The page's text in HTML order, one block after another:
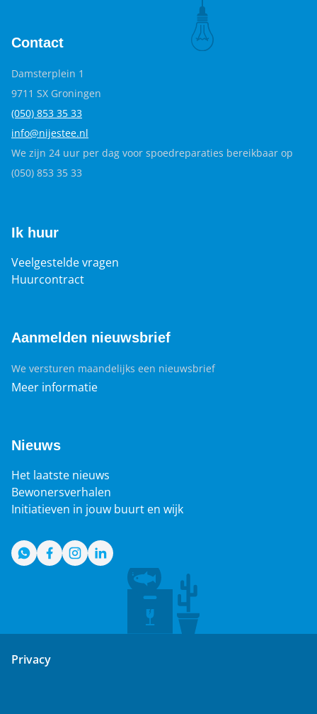
Contact
Damsterplein 1
9711 SX Groningen
(050) 853 35 33
info@nijestee.nl
We zijn 24 uur per dag voor spoedreparaties bereikbaar op
(050) 853 35 33
Ik huur
Veelgestelde vragen
Huurcontract
Aanmelden nieuwsbrief
We versturen maandelijks een nieuwsbrief
Meer informatie
Nieuws
Het laatste nieuws
Bewonersverhalen
Initiatieven in jouw buurt en wijk
WhatsApp
Facebook
Instagram
LinkedIn
Privacy